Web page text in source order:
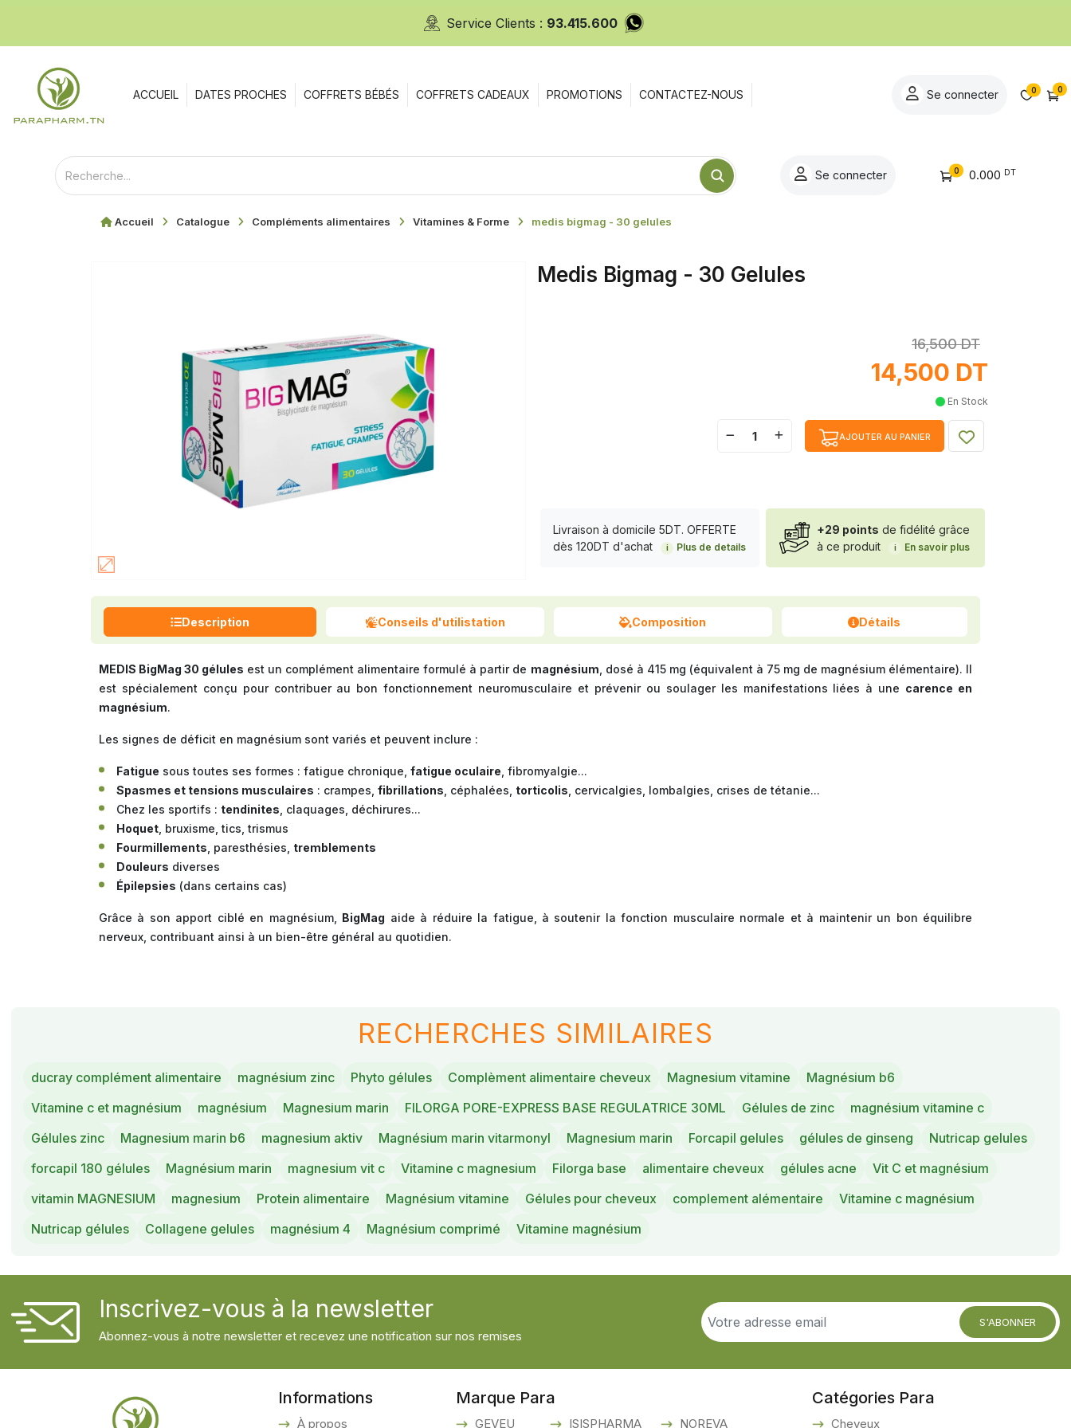
Service Clients : 93.415.600
ACCUEIL DATES PROCHES COFFRETS BÉBÉS COFFRETS CADEAUX PROMOTIONS CONTACTEZ-NOUS Se connecter 0 0
Se connecter 0 0.000 DT
Accueil Catalogue Compléments alimentaires Vitamines & Forme medis bigmag - 30 gelules
Medis Bigmag - 30 Gelules
16,500 DT
14,500 DT
En Stock
AJOUTER AU PANIER
Livraison à domicile 5DT. OFFERTE
dès 120DT d'achat
i Plus de details
+29 points de fidélité grâce
à ce produit
i En savoir plus
Description Conseils d'utilistation Composition Détails
MEDIS BigMag 30 gélules est un complément alimentaire formulé à partir de magnésium , dosé à 415 mg (équivalent à 75 mg de magnésium élémentaire). Il
est spécialement conçu pour contribuer au bon fonctionnement neuromusculaire et prévenir ou soulager les manifestations liées à une carence en
magnésium.
Les signes de déficit en magnésium sont variés et peuvent inclure :
Fatigue sous toutes ses formes : fatigue chronique, fatigue oculaire , fibromyalgie...
Spasmes et tensions musculaires : crampes, fibrillations , céphalées, torticolis , cervicalgies, lombalgies, crises de tétanie...
Chez les sportifs : tendinites , claquages, déchirures...
Hoquet , bruxisme, tics, trismus
Fourmillements , paresthésies, tremblements
Douleurs diverses
Épilepsies (dans certains cas)
Grâce à son apport ciblé en magnésium, BigMag aide à réduire la fatigue, à soutenir la fonction musculaire normale et à maintenir un bon équilibre
nerveux, contribuant ainsi à un bien-être général au quotidien.
RECHERCHES SIMILAIRES
ducray complément alimentaire magnésium zinc Phyto gélules Complèment alimentaire cheveux Magnesium vitamine
Magnésium b6
Vitamine c et magnésium
magnésium Magnesium marin FILORGA PORE-EXPRESS BASE REGULATRICE 30ML Gélules de zinc
magnésium vitamine c
Gélules zinc
Magnesium marin b6 magnesium aktiv Magnésium marin vitarmonyl Magnesium marin Forcapil gelules gélules de ginseng
Nutricap gelules
forcapil 180 gélules
Magnésium marin magnesium vit c Vitamine c magnesium Filorga base alimentaire cheveux gélules acne
Vit C et magnésium
vitamin MAGNESIUM
magnesium Protein alimentaire Magnésium vitamine Gélules pour cheveux complement alémentaire
Vitamine c magnésium
Nutricap gélules
Collagene gelules magnésium 4 Magnésium comprimé Vitamine magnésium
Inscrivez-vous à la newsletter
Abonnez-vous à notre newsletter et recevez une notification sur nos remises
S'ABONNER
Informations
À propos
Marque Para
GEVEU ISISPHARMA NOREVA
Catégories Para
Cheveux